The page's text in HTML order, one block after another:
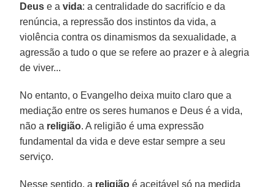
Deuse a vida: a centralidade do sacrifício e da
renúncia, a repressão dos instintos da vida, a
violência contra os dinamismos da sexualidade, a
agressão a tudo o que se refere ao prazer e à alegria
de viver...
No entanto, o Evangelho deixa muito claro que a
mediação entre os seres humanos e Deus é a vida,
não a religião. A religião é uma expressão
fundamental da vida e deve estar sempre a seu
serviço.
Nesse sentido, a religião é aceitável só na medida